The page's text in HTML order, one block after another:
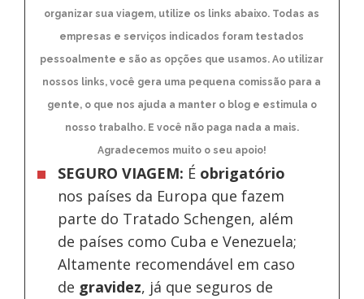
organizar sua viagem, utilize os links abaixo. Todas as
empresas e serviços indicados foram testados
pessoalmente e são as opções que usamos. Ao utilizar
nossos links, você gera uma pequena comissão para a
gente, o que nos ajuda a manter o blog e estimula o
nosso trabalho. E você não paga nada a mais.
Agradecemos muito o seu apoio!
SEGURO VIAGEM: É obrigatório
nos países da Europa que fazem
parte do Tratado Schengen, além
de países como Cuba e Venezuela;
Altamente recomendável em caso
de gravidez, já que seguros de